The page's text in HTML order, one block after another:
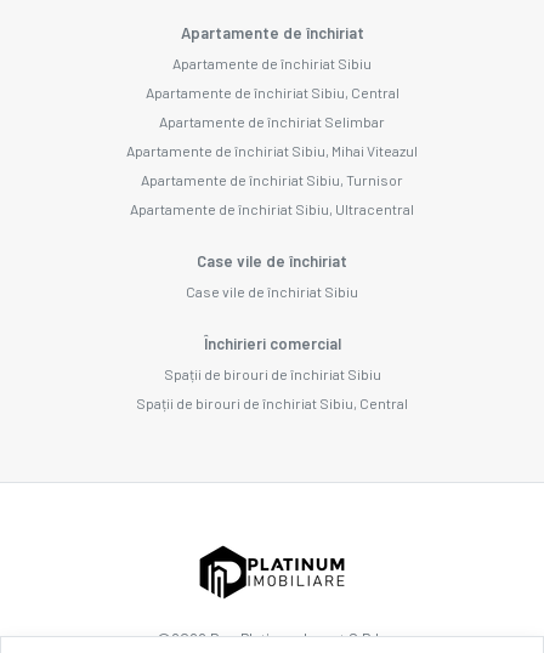
Apartamente de închiriat
Apartamente de închiriat Sibiu
Apartamente de închiriat Sibiu, Central
Apartamente de închiriat Selimbar
Apartamente de închiriat Sibiu, Mihai Viteazul
Apartamente de închiriat Sibiu, Turnisor
Apartamente de închiriat Sibiu, Ultracentral
Case vile de închiriat
Case vile de închiriat Sibiu
Închirieri comercial
Spații de birouri de închiriat Sibiu
Spații de birouri de închiriat Sibiu, Central
©2026Dnp Platinum Invest S.R.L.